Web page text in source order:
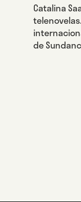
Catalina
de